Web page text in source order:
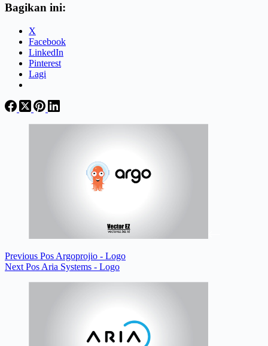
Bagikan ini:
X
Facebook
LinkedIn
Pinterest
Lagi
Previous Pos Argoprojio - Logo
Next Pos Aria Systems - Logo